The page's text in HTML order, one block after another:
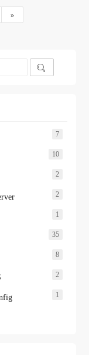
»

7
10
2
2
1
35
8
2
1